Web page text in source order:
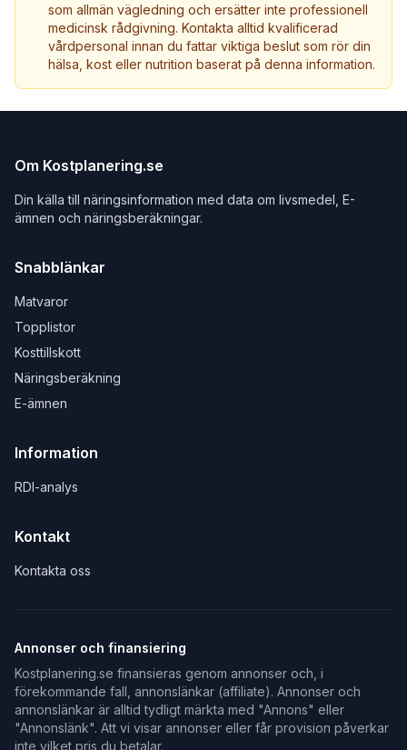
som allmän vägledning och ersätter inte professionell
medicinsk rådgivning. Kontakta alltid kvalificerad
vårdpersonal innan du fattar viktiga beslut som rör din
hälsa, kost eller nutrition baserat på denna information.
Om Kostplanering.se
Din källa till näringsinformation med data om livsmedel, E-
ämnen och näringsberäkningar.
Snabblänkar
Matvaror
Topplistor
Kosttillskott
Näringsberäkning
E-ämnen
Information
RDI-analys
Kontakt
Kontakta oss
Annonser och finansiering
Kostplanering.se finansieras genom annonser och, i
förekommande fall, annonslänkar (affiliate). Annonser och
annonslänkar är alltid tydligt märkta med "Annons" eller
"Annonslänk". Att vi visar annonser eller får provision påverkar
inte vilket pris du betalar.